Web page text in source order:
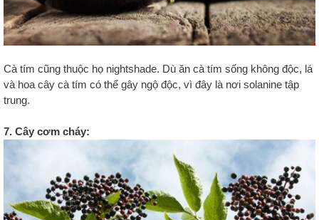
Cà tím cũng thuộc họ nightshade. Dù ăn cà tím sống không độc, lá
và hoa cây cà tím có thể gây ngộ độc, vì đây là nơi solanine tập
trung.
7. Cây cơm cháy: